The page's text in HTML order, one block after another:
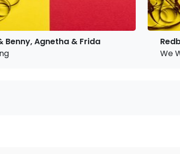
Benny, Agnetha & Frida
We